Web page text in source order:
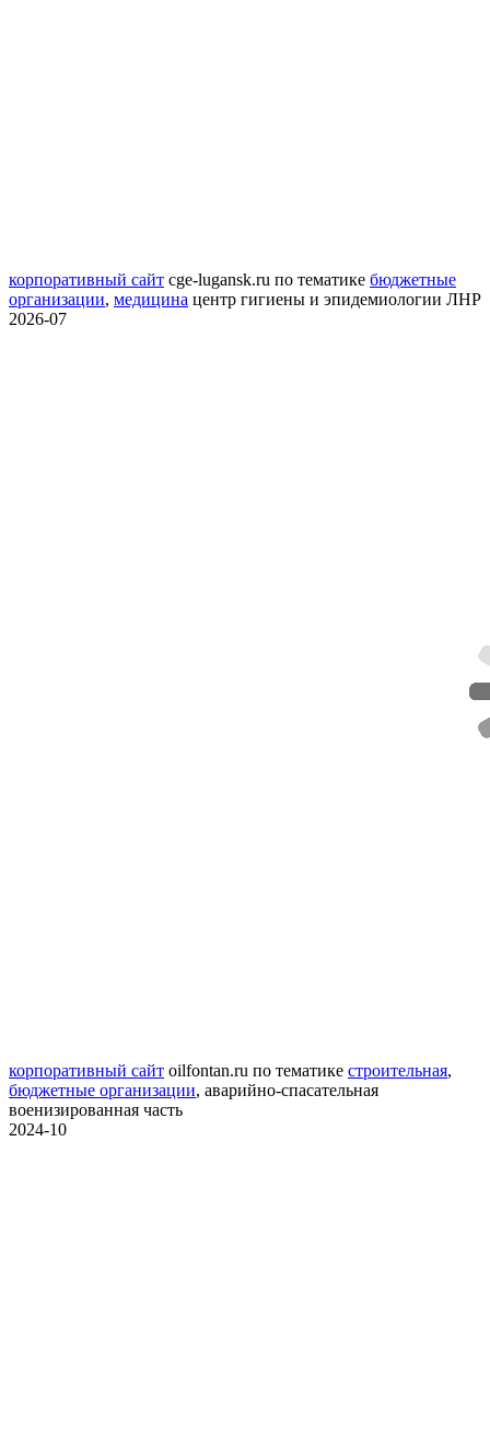
корпоративный сайт cge-lugansk.ru по тематике бюджетные
организации, медицина центр гигиены и эпидемиологии ЛНР
2026-07
корпоративный сайт oilfontan.ru по тематике строительная,
бюджетные организации, аварийно-спасательная
военизированная часть
2024-10